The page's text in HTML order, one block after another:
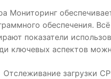
Мониторинг
обеспечения.
показатели
ключевых аспектов
Отслеживание загрузки